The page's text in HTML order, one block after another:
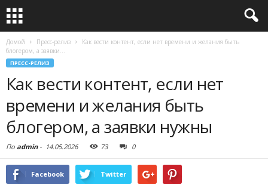
Домой Пресс-релиз
Как вести контент, если нет времени и желания быть
блогером, а заявки...
ПРЕСС-РЕЛИЗ
Как вести контент, если нет
времени и желания быть
блогером, а заявки нужны
По admin- 14.05.2026 73 0
Facebook Twitter